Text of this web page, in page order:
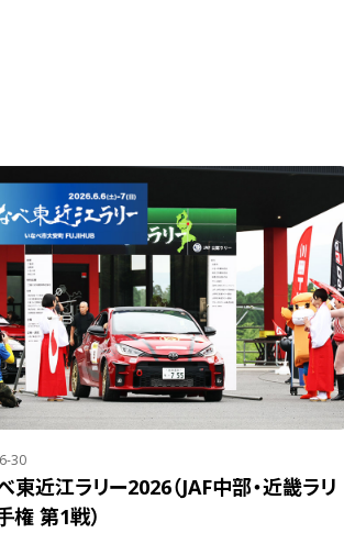
30
東近江ラリー2026（JAF中部・近畿ラリ
権 第1戦）